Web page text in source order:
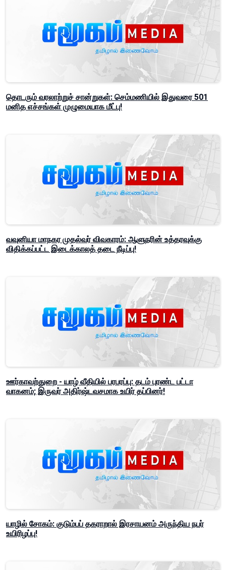
தொடரும் வரலாற்றுச் சான்றுகள்: செம்மணியில் இதுவரை 501
மனித எச்சங்கள் முழுமையாக மீட்பு!
வவுனியா மாநகர முதல்வர் விவகாரம்: ஆளுநரின் உத்தரவுக்கு
விதிக்கப்பட்ட இடைக்காலத் தடை நீடிப்பு!
ஊர்காவற்துறை - யாழ் வீதியில் பரபரப்பு: தடம் புரண்ட பட்டா
வாகனம்; இருவர் அதிர்ஷ்டவசமாக உயிர் தப்பினர்!
யாழில் சோகம்: குடும்பப் தகராறால் இரசாயனம் அருந்திய நபர்
உயிரிழப்பு!